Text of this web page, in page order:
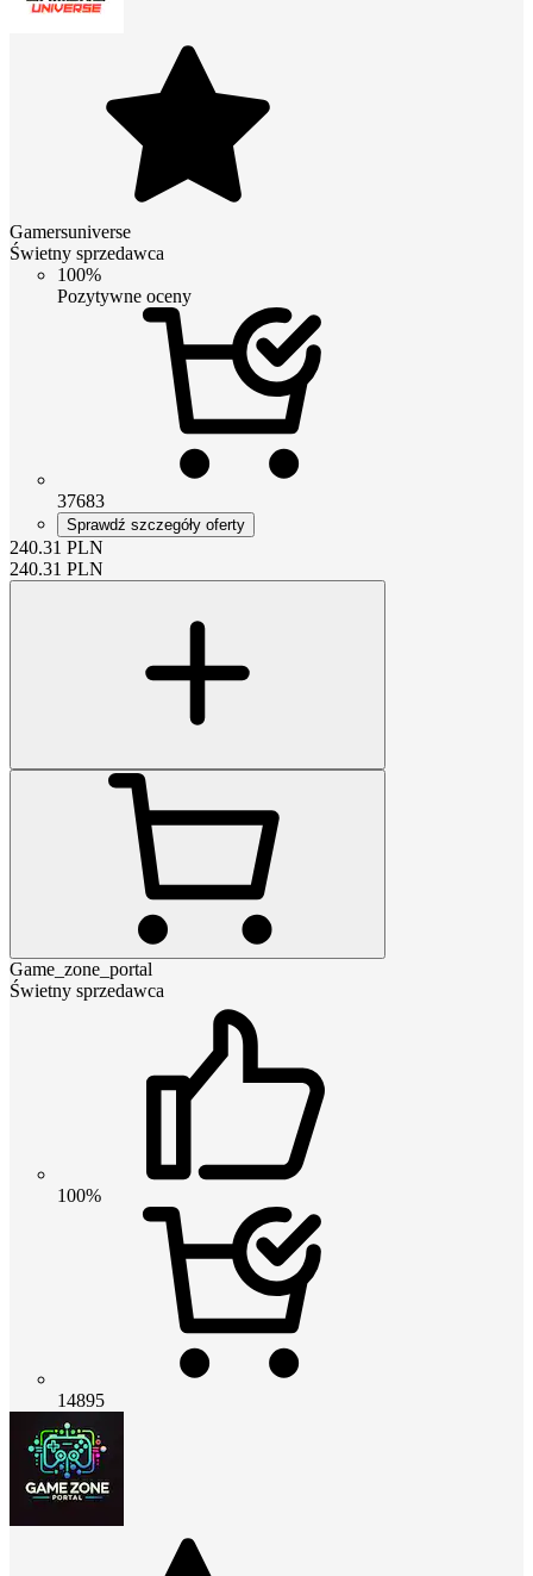
Gamersuniverse
Świetny sprzedawca
100%
Pozytywne oceny
37683
Sprawdź szczegóły oferty
240.31 PLN
240.31 PLN
Game_zone_portal
Świetny sprzedawca
100%
14895